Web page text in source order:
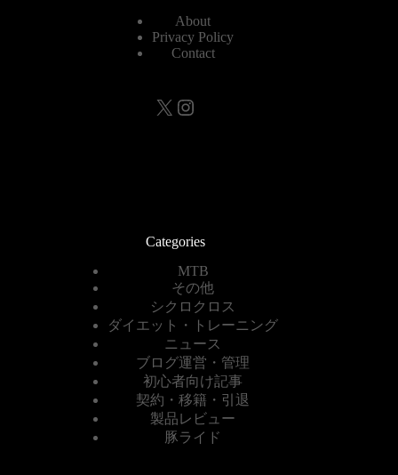
About
Privacy Policy
Contact
X Instagram
Categories
MTB
その他
シクロクロス
ダイエット・トレーニング
ニュース
ブログ運営・管理
初心者向け記事
契約・移籍・引退
製品レビュー
豚ライド